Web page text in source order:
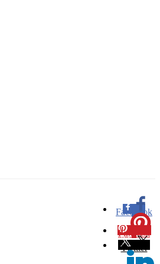
Facebook
0
Pinterest
Twitter